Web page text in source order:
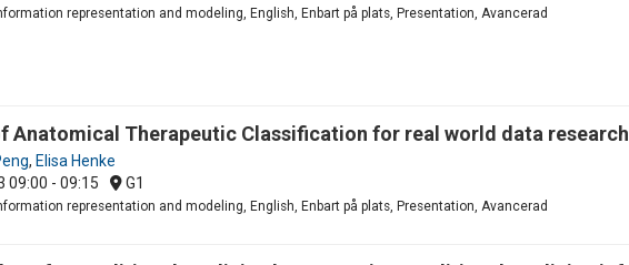
representation and modeling, English, Enbart på plats, Presentation, Avancerad
Anatomical Therapeutic Classification for real world data research
, Elisa Henke
09:00 - 09:15 G1
representation and modeling, English, Enbart på plats, Presentation, Avancerad